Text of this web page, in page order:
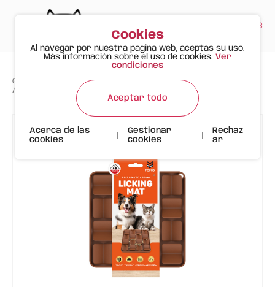
ES
Gato Feliz Productos > >
Alfombrilla de Lamer FOFOS - Marrón Oscuro | 21x21 cm
Cookies
Al navegar por nuestra página web, aceptas su uso.
Más información sobre el uso de cookies. Ver
condiciones
Aceptar todo
Acerca de las
cookies
Gestionar
cookies
Rechaz
ar